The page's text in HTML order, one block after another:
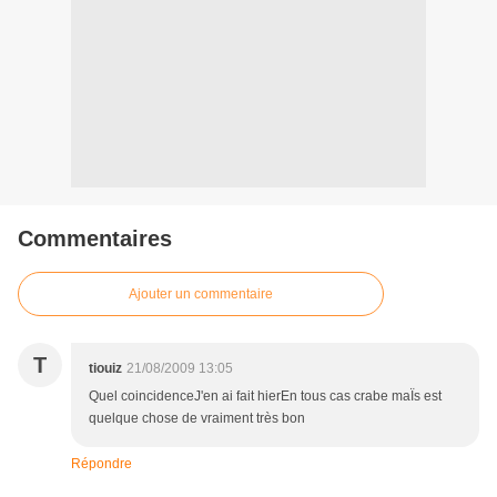
Commentaires
Ajouter un commentaire
T tiouiz 21/08/2009 13:05
Quel coincidenceJ'en ai fait hierEn tous cas crabe maÏs est
quelque chose de vraiment très bon
Répondre